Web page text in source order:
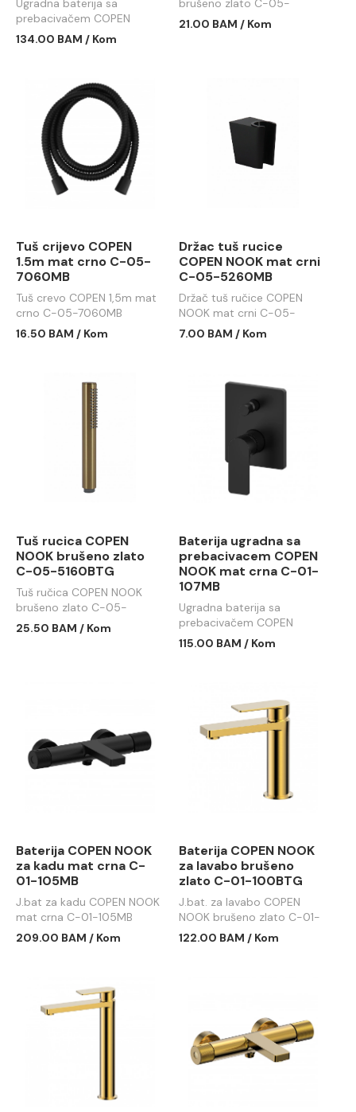
Ugradna baterija sa
prebacivačem COPEN
NOOK brušeno zlato C-01-
134.00 BAM / Kom
brušeno zlato C-05-
7060BTG
21.00 BAM / Kom
Tuš crijevo COPEN
1.5m mat crno C-05-
7060MB
Tuš crevo COPEN 1,5m mat
crno C-05-7060MB
16.50 BAM / Kom
Držac tuš rucice
COPEN NOOK mat crni
C-05-5260MB
Držač tuš ručice COPEN
NOOK mat crni C-05-
5260MB
7.00 BAM / Kom
Tuš rucica COPEN
NOOK brušeno zlato
C-05-5160BTG
Tuš ručica COPEN NOOK
brušeno zlato C-05-
5160BTG
25.50 BAM / Kom
Baterija ugradna sa
prebacivacem COPEN
NOOK mat crna C-01-
107MB
Ugradna baterija sa
prebacivačem COPEN
NOOK mat crna C-01-
115.00 BAM / Kom
Baterija COPEN NOOK
za kadu mat crna C-
01-105MB
J.bat za kadu COPEN NOOK
mat crna C-01-105MB
209.00 BAM / Kom
Baterija COPEN NOOK
za lavabo brušeno
zlato C-01-100BTG
J.bat. za lavabo COPEN
NOOK brušeno zlato C-01-
100BTG
122.00 BAM / Kom